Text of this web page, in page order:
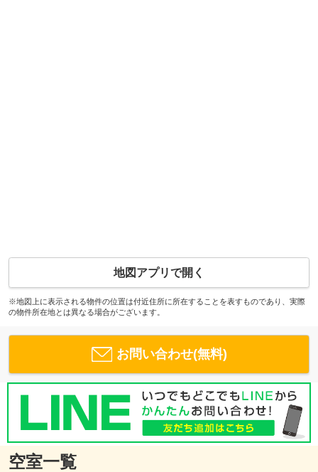
地図アプリで開く
※地図上に表示される物件の位置は付近住所に所在することを表すものであり、実際
の物件所在地とは異なる場合がございます。
お問い合わせ(無料)
空室一覧